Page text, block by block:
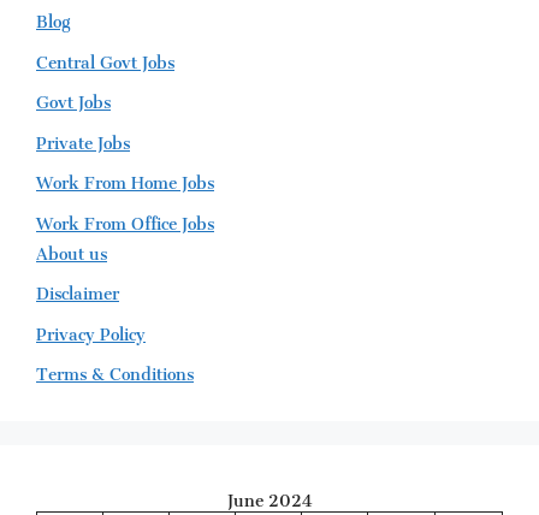
Blog
Central Govt Jobs
Govt Jobs
Private Jobs
Work From Home Jobs
Work From Office Jobs
About us
Disclaimer
Privacy Policy
Terms & Conditions
June 2024